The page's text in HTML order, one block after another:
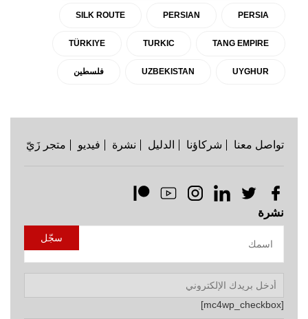
PERSIA
PERSIAN
SILK ROUTE
TANG EMPIRE
TURKIC
TÜRKIYE
UYGHUR
UZBEKISTAN فلسطين
تواصل معنا شركاؤنا الدليل نشرة فيديو متجر زَيّ
نشرة
[mc4wp_checkbox]